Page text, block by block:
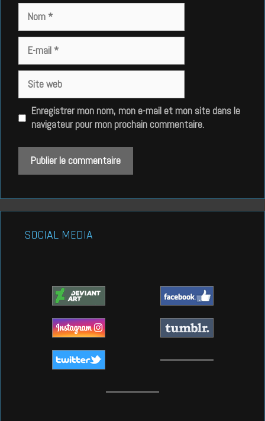
mail
web
Enregistrer mon nom, mon e-mail et mon site dans le
navigateur pour mon prochain commentaire.
SOCIAL MEDIA